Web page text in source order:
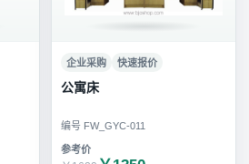
企业采购 快速报价
公寓床
编号 FW_GYC-011